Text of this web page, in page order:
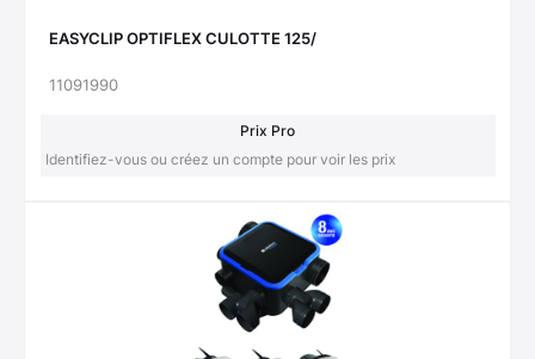
EASYCLIP OPTIFLEX CULOTTE 125/
11091990
Prix Pro
Identifiez-vous ou créez un compte pour voir les prix